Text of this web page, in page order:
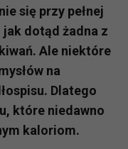
się przy pełnej
dotąd żadna z
Ale niektóre
na
Dlatego
które niedawno
kaloriom.